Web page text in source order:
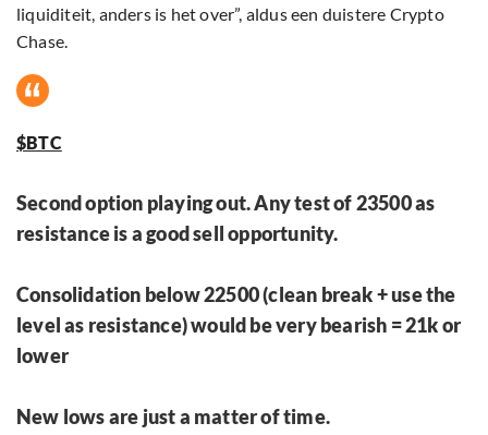
liquiditeit, anders is het over”, aldus een duistere Crypto
Chase.
$BTC
Second option playing out. Any test of 23500 as
resistance is a good sell opportunity.
Consolidation below 22500 (clean break + use the
level as resistance) would be very bearish = 21k or
lower
New lows are just a matter of time.